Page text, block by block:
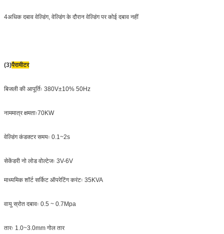
4अधिक दबाव वेल्डिंग, वेल्डिंग के दौरान वेल्डिंग पर कोई दबाव नहीं
(3)पैरामीटर
बिजली की आपूर्तिः 380V±10% 50Hz
नाममात्र क्षमताः70KW
वेल्डिंग कंडक्टर समयः 0.1~2s
सेकेंडरी नो लोड वोल्टेजः 3V-6V
माध्यमिक शॉर्ट सर्किट ऑपरेटिंग करंटः 35KVA
वायु स्रोत दबावः 0.5 ~ 0.7Mpa
तारः 1.0~3.0mm गोल तार